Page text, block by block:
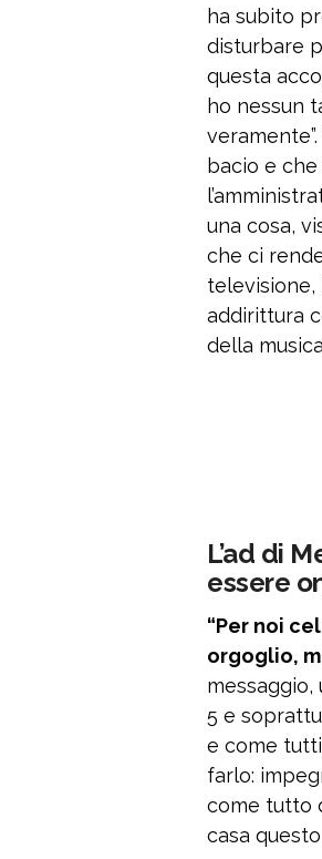
ha subito
disturbare
questa
ho nessun
bacio e
una cosa,
che ci
televisione,
addirittura
della
L’ad di
essere
“Per noi
orgoglio,
5 e
e come
farlo:
come tutto
casa